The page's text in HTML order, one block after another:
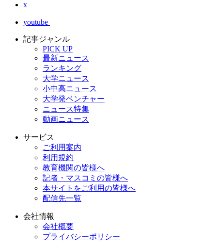
x
youtube
記事ジャンル
PICK UP
最新ニュース
ランキング
大学ニュース
小中高ニュース
大学発ベンチャー
ニュース特集
動画ニュース
サービス
ご利用案内
利用規約
教育機関の皆様へ
記者・マスコミの皆様へ
本サイトをご利用の皆様へ
配信先一覧
会社情報
会社概要
プライバシーポリシー